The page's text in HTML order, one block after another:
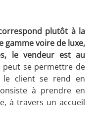
plutôt à la
voire de luxe,
le vendeur est au
peut se permettre de
le client se rend en
à prendre en
à travers un accueil